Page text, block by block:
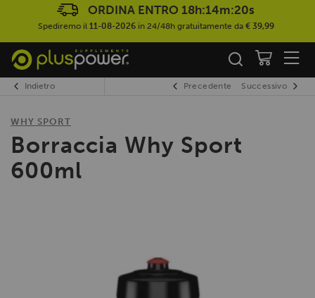
ORDINA ENTRO 18h:14m:20s
Spediremo il 11-08-2026in 24/48h gratuitamente da € 39,99
Indietro Precedente Successivo
WHY SPORT
Borraccia Why Sport
600ml